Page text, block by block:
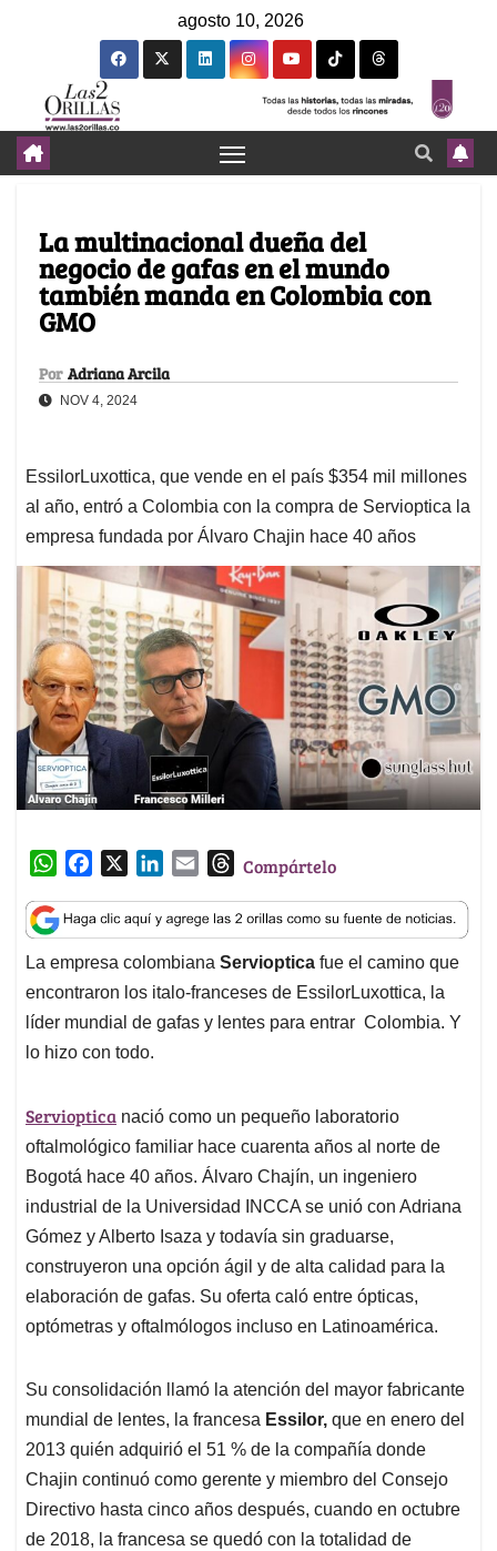
agosto 10, 2026
La multinacional dueña del
negocio de gafas en el mundo
también manda en Colombia con
GMO
Por Adriana Arcila
NOV 4, 2024
EssilorLuxottica, que vende en el país $354 mil millones
al año, entró a Colombia con la compra de Servioptica la
empresa fundada por Álvaro Chajin hace 40 años
W
a
t
s
A
p
p
c
e
b
o
o
k
n
k
e
d
I
a
i
l
T
r
e
a
d
s
Compártelo
La empresa colombiana Servioptica fue el camino que
encontraron los italo-franceses de EssilorLuxottica, la
líder mundial de gafas y lentes para entrar Colombia. Y
lo hizo con todo.
Servioptica nació como un pequeño laboratorio
oftalmológico familiar hace cuarenta años al norte de
Bogotá hace 40 años. Álvaro Chajín, un ingeniero
industrial de la Universidad INCCA se unió con Adriana
Gómez y Alberto Isaza y todavía sin graduarse,
construyeron una opción ágil y de alta calidad para la
elaboración de gafas. Su oferta caló entre ópticas,
optómetras y oftalmólogos incluso en Latinoamérica.
Su consolidación llamó la atención del mayor fabricante
mundial de lentes, la francesa Essilor, que en enero del
2013 quién adquirió el 51 % de la compañía donde
Chajin continuó como gerente y miembro del Consejo
Directivo hasta cinco años después, cuando en octubre
de 2018, la francesa se quedó con la totalidad de